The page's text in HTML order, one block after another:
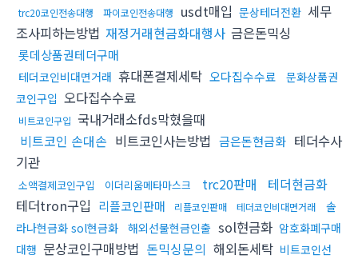
trc20코인전송대행 파이코인전송대행 usdt매입 문상테더전환 세무
조사피하는방법 재정거래현금화대행사 금은돈믹싱
롯데상품권테더구매
테더코인비대면거래 휴대폰결제세탁 오다집수수료
문화상품권
코인구입 오다집수수료
비트코인구입 국내거래소fds막혔을때
비트코인 손대손 비트코인사는방법 금은돈현금화 테더수사
기관
소액결제코인구입 이더리움메타마스크 trc20판매
테더현금화
테더tron구입 리플코인판매 리플코인판매 테더코인비대면거래
솔
라나현금화 sol현금화 해외선물현금인출 sol현금화 암호화폐구매
대행 문상코인구매방법 돈믹싱문의 해외돈세탁 비트코인선